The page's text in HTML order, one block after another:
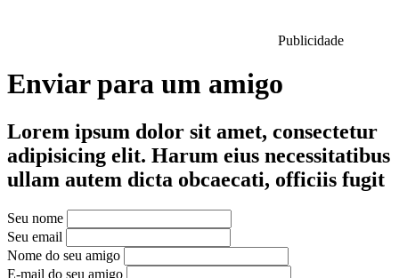
Publicidade
Enviar para um amigo
Lorem ipsum dolor sit amet, consectetur
adipisicing elit. Harum eius necessitatibus
ullam autem dicta obcaecati, officiis fugit
Seu nome
Seu email
Nome do seu amigo
E-mail do seu amigo